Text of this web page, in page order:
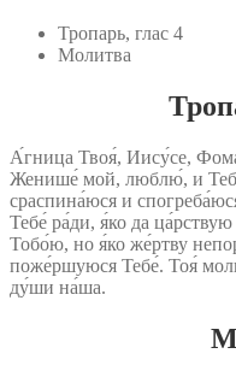
Тропарь, глас 4
Молитва
А́гница Твоя́, Иису́се,
Женише́ мой, люблю́, и
сраспина́юся и
Тебе́ ра́ди, я́ко да
Тобо́ю, но я́ко же́ртву
поже́ршуюся Тебе́. Тоя́
ду́ши на́ша.